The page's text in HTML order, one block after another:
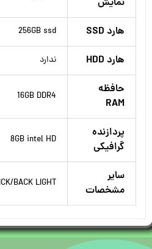
هارد SSD 256GB ssd
هارد HDD ندارد
حافظه
RAM
16GB DDR4
پردازنده
گرافیکی
8GB intel HD
سایر
مشخصات
BACK LIGHT